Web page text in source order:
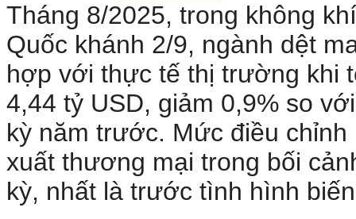
Tháng 8/2025, trong không
Quốc khánh 2/9, ngành dệt
hợp với thực tế thị trường khi
4,44 tỷ USD, giảm 0,9% so
kỳ năm trước. Mức điều
xuất thương mại trong bối
kỳ, nhất là trước tình hình